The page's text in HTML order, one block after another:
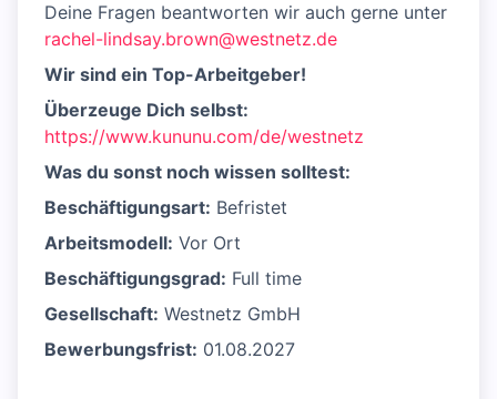
Deine Fragen beantworten wir auch gerne unter
rachel-lindsay.brown@westnetz.de
Wir sind ein Top-Arbeitgeber!
Überzeuge Dich selbst:
https://www.kununu.com/de/westnetz
Was du sonst noch wissen solltest:
Beschäftigungsart: Befristet
Arbeitsmodell: Vor Ort
Beschäftigungsgrad: Full time
Gesellschaft: Westnetz GmbH
Bewerbungsfrist: 01.08.2027